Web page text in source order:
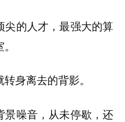
尖的人才，最强大的算
身离去的背影。
景噪音，从未停歇，还